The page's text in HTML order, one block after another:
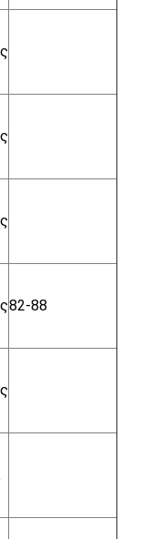
82-88